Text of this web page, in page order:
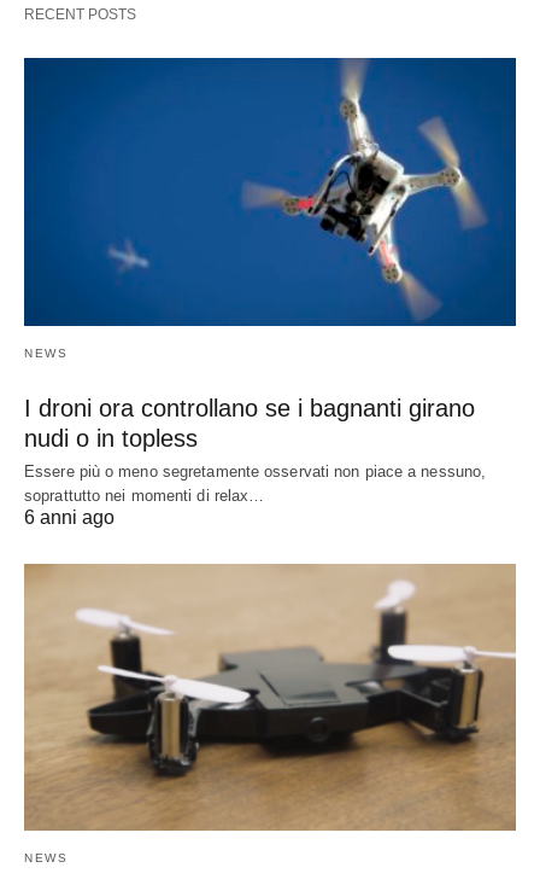
RECENT POSTS
NEWS
I droni ora controllano se i bagnanti girano
nudi o in topless
Essere più o meno segretamente osservati non piace a nessuno,
soprattutto nei momenti di relax…
6 anni ago
NEWS